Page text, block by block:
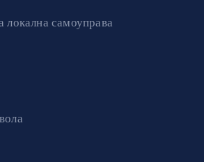
локална самоуправа